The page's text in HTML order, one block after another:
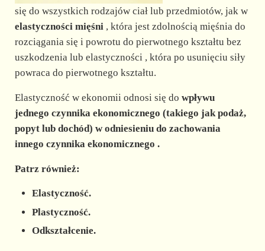
się do wszystkich rodzajów ciał lub przedmiotów, jak w
elastyczności mięśni, która jest zdolnością mięśnia do
rozciągania się i powrotu do pierwotnego kształtu bez
uszkodzenia lub elastyczności , która po usunięciu siły
powraca do pierwotnego kształtu.
Elastyczność w ekonomii odnosi się do wpływu
jednego czynnika ekonomicznego (takiego jak podaż,
popyt lub dochód) w odniesieniu do zachowania
innego czynnika ekonomicznego .
Patrz również:
Elastyczność.
Plastyczność.
Odkształcenie.